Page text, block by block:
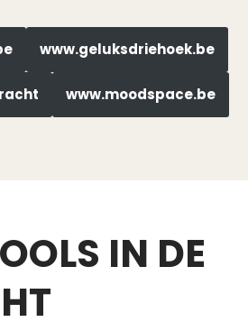
www.geluksdriehoek.be
www.moodspace.be
IN DE